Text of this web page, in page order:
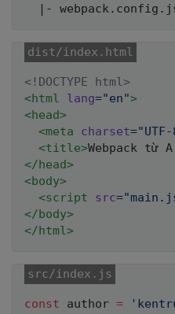
<! DOCTYPE html>
<html lang="en">
<head>
<meta charset="UTF-
<title>Webpack từ
</head>
<body>
<script src="
</body>
</html>
const author =